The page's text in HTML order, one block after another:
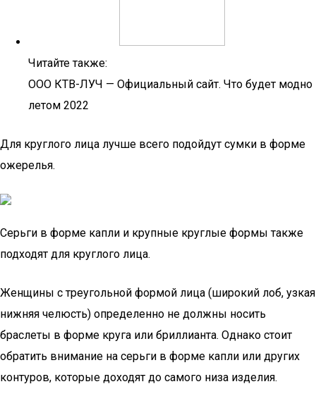
Читайте также:
OOO КТВ-ЛУЧ — Официальный сайт. Что будет модно
летом 2022
Для круглого лица лучше всего подойдут сумки в форме
ожерелья.
Серьги в форме капли и крупные круглые формы также
подходят для круглого лица.
Женщины с треугольной формой лица (широкий лоб, узкая
нижняя челюсть) определенно не должны носить
браслеты в форме круга или бриллианта. Однако стоит
обратить внимание на серьги в форме капли или других
контуров, которые доходят до самого низа изделия.